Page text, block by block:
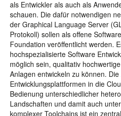
als Entwickler als auch als
schauen. Die dafür notwendigen
der Graphical Language Server
Protokoll) sollen als offene
Foundation veröffentlicht werden.
hochspezialisierte Software
möglich sein, qualitativ
Anlagen entwickeln zu können.
Entwicklungsplattformen in die
Bedienung unterschiedlicher
Landschaften und damit auch
komplexer Toolchains ist ein